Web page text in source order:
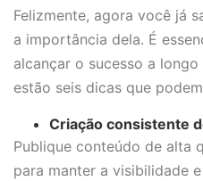
Felizmente, agora você já
a importância dela. É
alcançar o sucesso a
estão seis dicas que
Criação consistente
Publique conteúdo de alta
para manter a visibilidade